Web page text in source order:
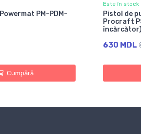
PM-PDM-
Cumpără
Este în stock
Pistol de
Procraft
încărcător)
630 MDL